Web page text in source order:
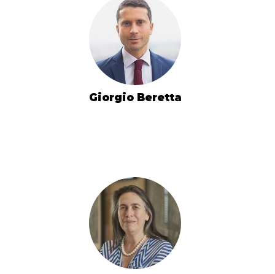
Giorgio Beretta